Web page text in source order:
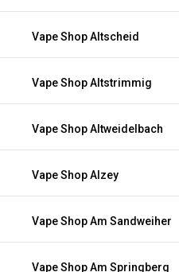
Vape Shop Altscheid
Vape Shop Altstrimmig
Vape Shop Altweidelbach
Vape Shop Alzey
Vape Shop Am Sandweiher
Vape Shop Am Springberg